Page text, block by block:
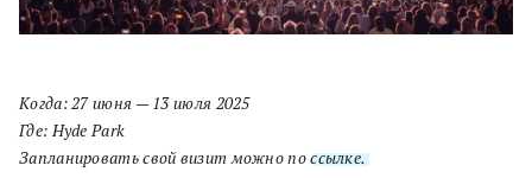
Когда: 27 июня — 13 июля 2025
Где: Hyde Park
Запланировать свой визит можно поссылке.